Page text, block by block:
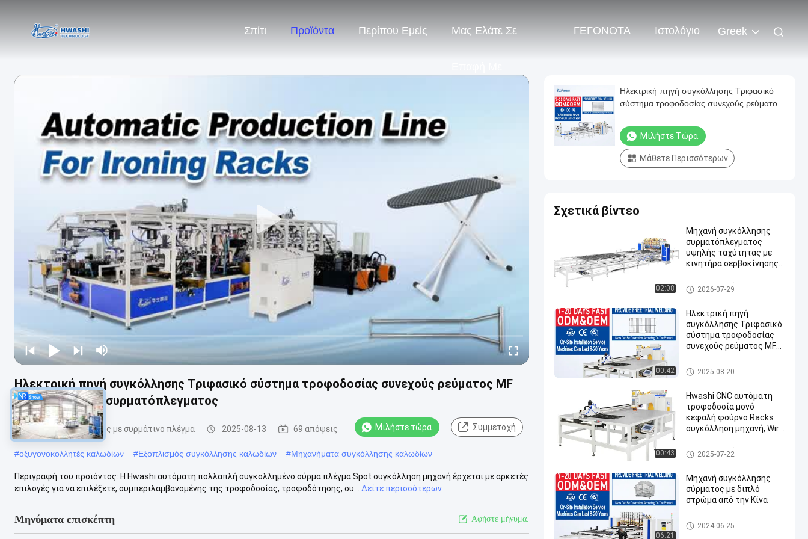
Σπίτι Προϊόντα Περίπου Εμείς Μας Ελάτε Σε ΓΕΓΟΝΟΤΑ Ιστολόγιο Greek
Ηλεκτρική πηγή συγκόλλησης Τριφασικό σύστημα τροφοδοσίας συνεχούς ρεύματος MF
για συγκόλληση συρματόπλεγματος
Μηχανή συγκόλλησης με συρμάτινο πλέγμα 2025-08-13 69 απόψεις Μιλήστε τώρα. Συμμετοχή
#οξυγονοκολλητές καλωδίων #Εξοπλισμός συγκόλλησης καλωδίων #Μηχανήματα συγκόλλησης καλωδίων
Περιγραφή του προϊόντος: Η Hwashi αυτόματη πολλαπλή συγκολλημένο σύρμα πλέγμα Spot συγκόλληση μηχανή έρχεται με αρκετές
επιλογές για να επιλέξετε, συμπεριλαμβανομένης της τροφοδοσίας, τροφοδότησης, συ...
Δείτε περισσότερων
Μηνύματα επισκέπτη Αφήστε μήνυμα.
Ηλεκτρική πηγή συγκόλλησης Τριφασικό
σύστημα τροφοδοσίας συνεχούς ρεύματος
Μιλήστε Τώρα.
Μάθετε Περισσότερων
Σχετικά βίντεο
02:08
Μηχανή συγκόλλησης
συρματόπλεγματος
υψηλής ταχύτητας με
κινητήρα σερβοκίνησης
ευθυγράμμισης 2000 mm
για γρήγορη έξοδο
Μηχανή συγκόλλησης με συ
ρμάτινο πλέγμα
2026-07-29
00:42
Ηλεκτρική πηγή
συγκόλλησης Τριφασικό
σύστημα τροφοδοσίας
συνεχούς ρεύματος MF
συρματόπλεγματος
Μηχανή συγκόλλησης με συ
ρμάτινο πλέγμα
2025-08-20
00:43
Hwashi CNC αυτόματη
τροφοδοσία μονό
κεφαλή φούρνο Racks
συγκόλληση μηχανή, Wire
αυτόματη Wire Mesh
Spot συγκόλληση μηχανή
Μηχανή συγκόλλησης με συ
ρμάτινο πλέγμα
2025-07-22
06:21
Μηχανή συγκόλλησης
σύρματος με διπλό
στρώμα από την Κίνα
Μηχανή συγκόλλησης με συ
ρμάτινο πλέγμα
2024-06-25